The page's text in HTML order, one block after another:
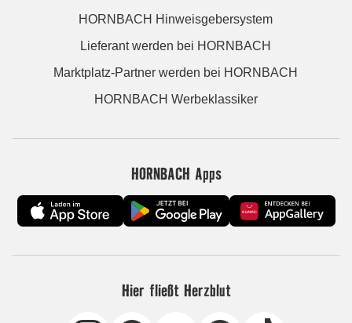
HORNBACH Hinweisgebersystem
Lieferant werden bei HORNBACH
Marktplatz-Partner werden bei HORNBACH
HORNBACH Werbeklassiker
HORNBACH Apps
Hier fließt Herzblut